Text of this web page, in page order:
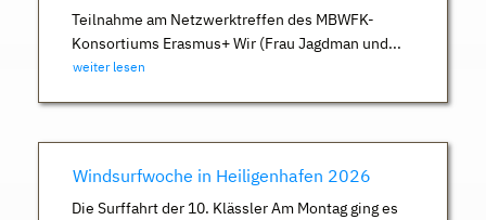
Teilnahme am Netzwerktreffen des MBWFK-
Konsortiums Erasmus+ Wir (Frau Jagdman und...
weiter lesen
Windsurfwoche in Heiligenhafen 2026
Die Surffahrt der 10. Klässler Am Montag ging es